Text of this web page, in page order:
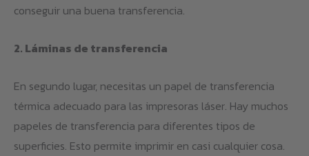
conseguir una buena transferencia.
2. Láminas de transferencia
En segundo lugar, necesitas un papel de transferencia
térmica adecuado para las impresoras láser. Hay muchos
papeles de transferencia para diferentes tipos de
superficies. Esto permite imprimir en casi cualquier cosa.